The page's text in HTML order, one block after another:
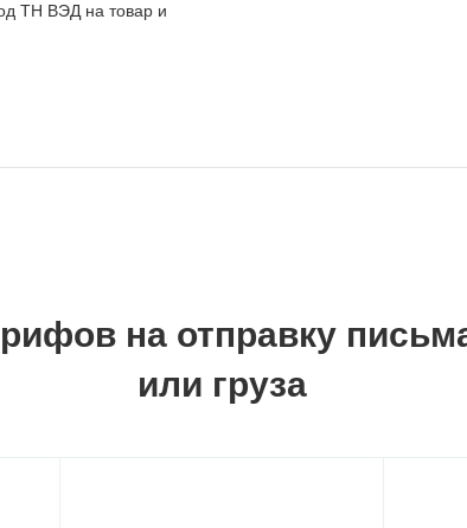
ТН ВЭД на товар и
на отправку
или груза